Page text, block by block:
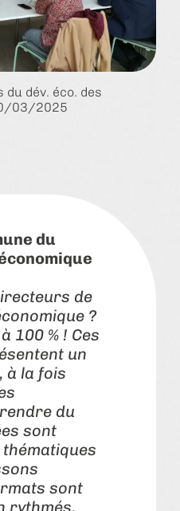
dév. éco. des
03/2025
du
de
?
100 % ! Ces
un
à la fois
du
sont
sont